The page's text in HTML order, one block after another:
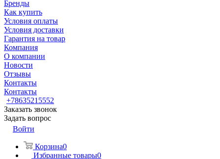
Бренды
Как купить
Условия оплаты
Условия доставки
Гарантия на товар
Компания
О компании
Новости
Отзывы
Контакты
Контакты
+78635215552
Заказать звонок
Задать вопрос
Войти
Корзина0
Избранные товары0